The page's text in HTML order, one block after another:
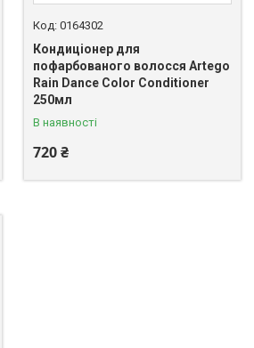
0164302
Кондиціонер для
пофарбованого волосся Artego
Rain Dance Color Conditioner
250мл
В наявності
720 ₴